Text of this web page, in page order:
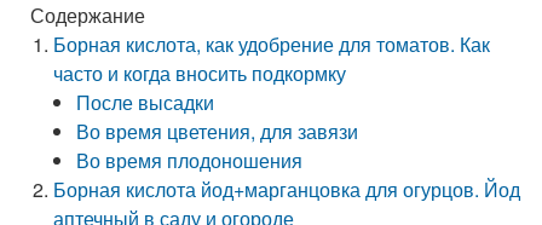
Содержание
Борная кислота, как удобрение для томатов. Как
часто и когда вносить подкормку
После высадки
Во время цветения, для завязи
Во время плодоношения
Борная кислота йод+марганцовка для огурцов. Йод
аптечный в саду и огороде